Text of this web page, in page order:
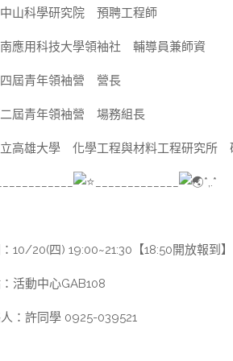
學研究院 預聘工程師
應用科技大學領袖社 輔導員兼師資
青年領袖營 營長
青年領袖營 場務組長
高雄大學 化學工程與材料工程研究所
*,.*
10/20(四) 19:00~21:30【18:50開放報到】
活動中心GAB108
：許同學 0925-039521